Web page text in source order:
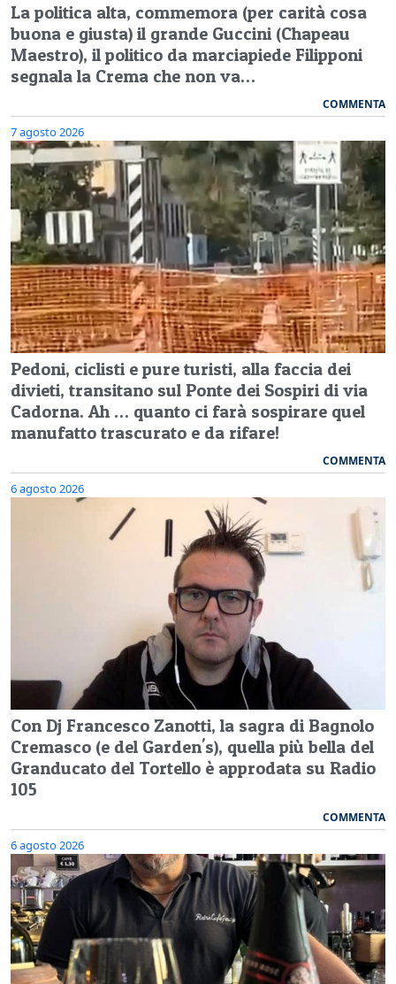
La politica alta, commemora (per carità cosa
buona e giusta) il grande Guccini (Chapeau
Maestro), il politico da marciapiede Filipponi
segnala la Crema che non va…
COMMENTA
7 agosto 2026
Pedoni, ciclisti e pure turisti, alla faccia dei
divieti, transitano sul Ponte dei Sospiri di via
Cadorna. Ah … quanto ci farà sospirare quel
manufatto trascurato e da rifare!
COMMENTA
6 agosto 2026
Con Dj Francesco Zanotti, la sagra di Bagnolo
Cremasco (e del Garden's), quella più bella del
Granducato del Tortello è approdata su Radio
105
COMMENTA
6 agosto 2026